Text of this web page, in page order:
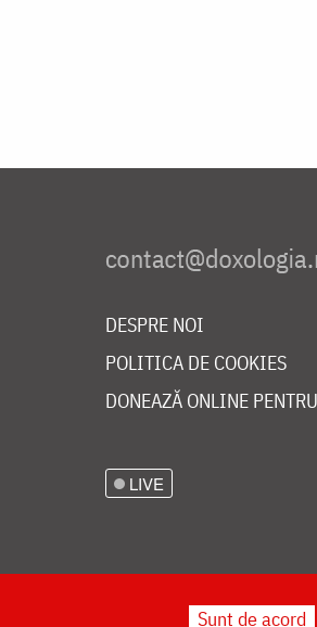
DESPRE NOI
POLITICA DE COOKIES
DONEAZĂ ONLINE
LIVE
Sunt de acord